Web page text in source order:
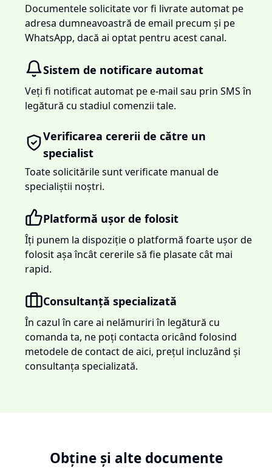
Documentele solicitate vor fi livrate automat pe
adresa dumneavoastră de email precum și pe
WhatsApp, dacă ai optat pentru acest canal.
Sistem de notificare automat
Veți fi notificat automat pe e-mail sau prin SMS în
legătură cu stadiul comenzii tale.
Verificarea cererii de către un
specialist
Toate solicitările sunt verificate manual de
specialiștii noștri.
Platformă ușor de folosit
Îți punem la dispoziție o platformă foarte ușor de
folosit așa încât cererile să fie plasate cât mai
rapid.
Consultanță specializată
În cazul în care ai nelămuriri în legătură cu
comanda ta, ne poți contacta oricând folosind
metodele de contact de aici, prețul incluzând și
consultanța specializată.
Obține și alte documente